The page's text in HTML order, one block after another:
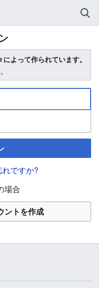
よって作られています。
ですか?
場合
ントを作成